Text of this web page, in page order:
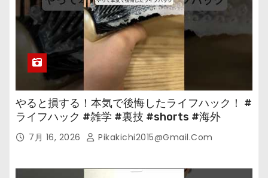
やると損する！本気で後悔したライフハック！ #
ライフハック #雑学 #裏技 #shorts #海外
7月 16, 2026 Pikakichi2015@gmail.com